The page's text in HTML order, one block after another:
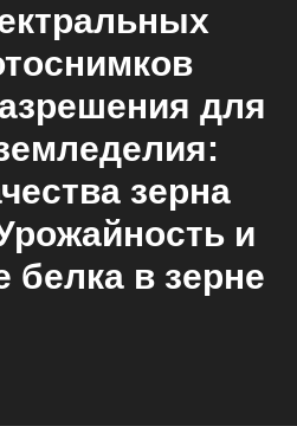
для
зерна
и
белка в зерне